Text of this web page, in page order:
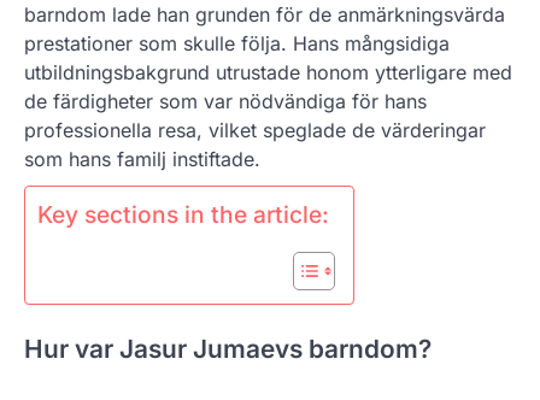
barndom lade han grunden för de anmärkningsvärda
prestationer som skulle följa. Hans mångsidiga
utbildningsbakgrund utrustade honom ytterligare med
de färdigheter som var nödvändiga för hans
professionella resa, vilket speglade de värderingar
som hans familj instiftade.
Key sections in the article:
Hur var Jasur Jumaevs barndom?